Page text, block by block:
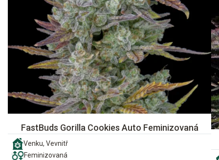
FastBuds Gorilla Cookies Auto Feminizovaná
Venku, Vevnitř
Feminizovaná